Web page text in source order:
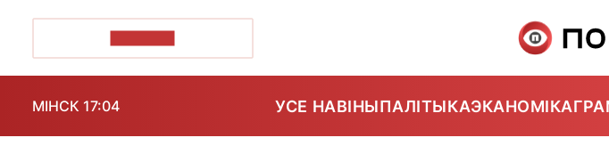
МІНСК 17:04 УСЕ НАВІНЫПАЛІТЫКАЭКАНОМІКА